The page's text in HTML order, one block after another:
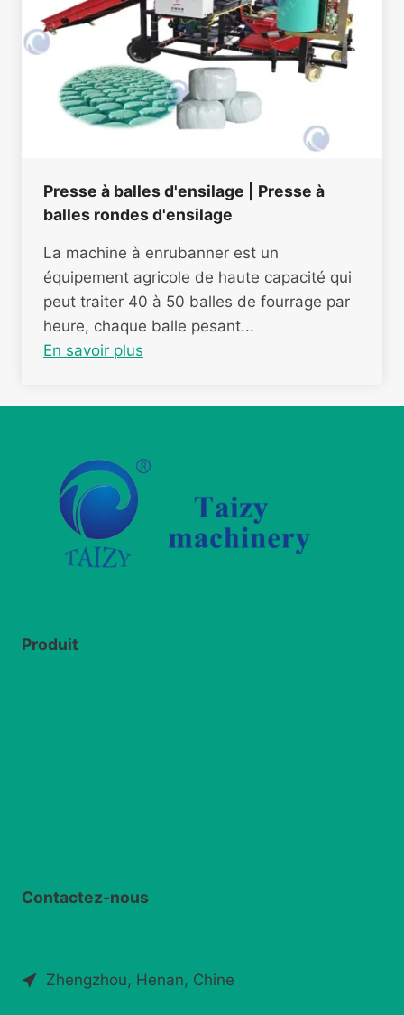
Presse à balles d'ensilage | Presse à
balles rondes d'ensilage
La machine à enrubanner est un
équipement agricole de haute capacité qui
peut traiter 40 à 50 balles de fourrage par
heure, chaque balle pesant...
En savoir plus
Produit
Contactez-nous
Zhengzhou, Henan, Chine